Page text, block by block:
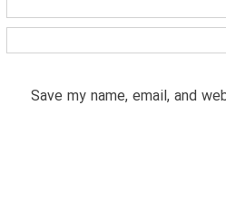
Save my name, email, and